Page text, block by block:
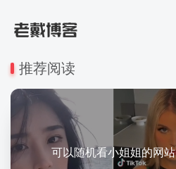
推荐阅读
可以随机看小姐姐的网站